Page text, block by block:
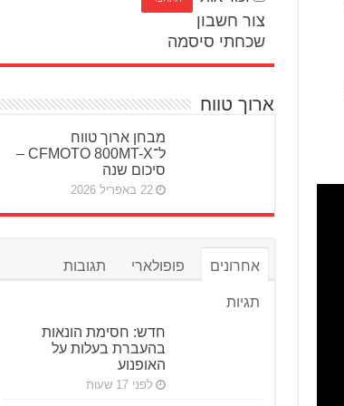
צור חשבון
שכחתי סיסמה
ארוך טווח
מבחן ארוך טווח
ל־CFMOTO 800MT-X –
סיכום שנה
22 באפריל 2026
אחרונים פופולארי תגובות
תגיות
חדש: חסימת הונאות
בהעברת בעלות על
האופנוע
לפני 17 שעות